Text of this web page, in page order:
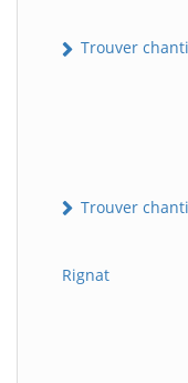
Trouver
Trouver
Rignat